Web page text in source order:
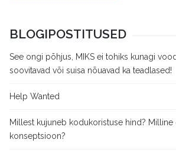
BLOGIPOSTITUSED
See ongi põhjus, MIKS ei tohiks kunagi
soovitavad või suisa nõuavad ka teadlased!
Help Wanted
Millest kujuneb kodukoristuse hind? Milline
konseptsioon?